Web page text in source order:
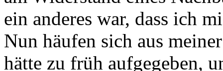
ein anderes war, dass ich
Nun häufen sich aus
hätte zu früh aufgegeben,